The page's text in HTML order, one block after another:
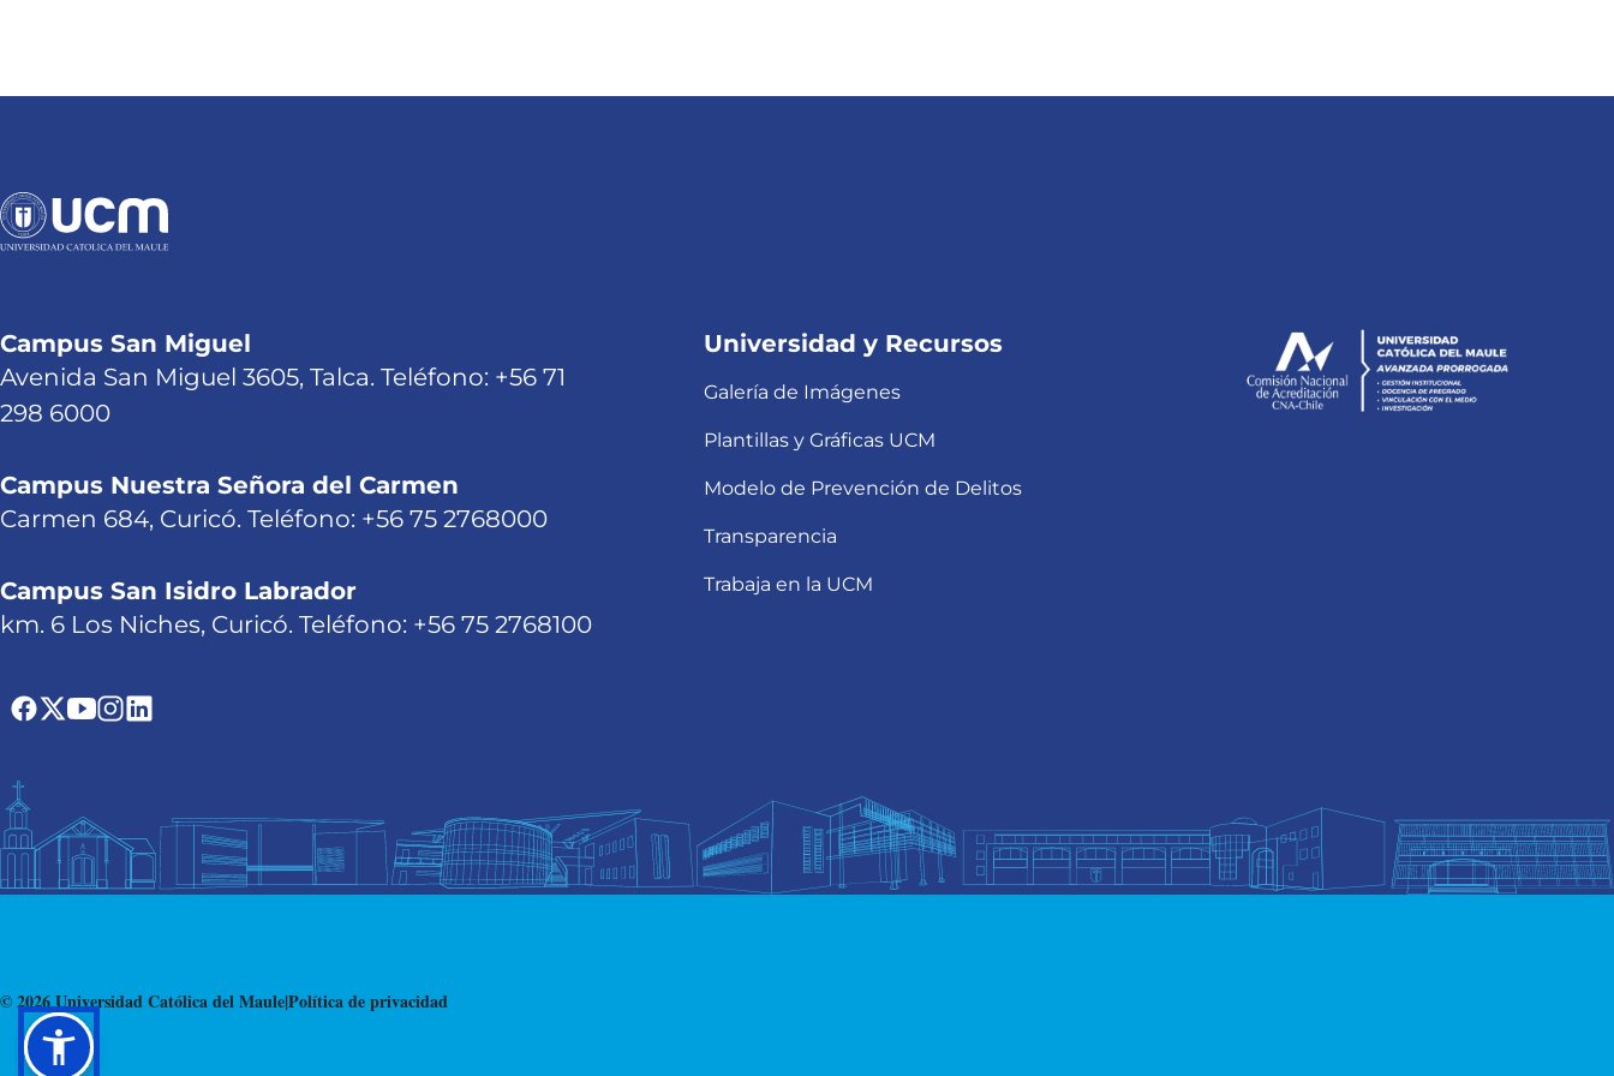
Campus San Miguel
Avenida San Miguel 3605, Talca. Teléfono: +56 71
298 6000
Campus Nuestra Señora del Carmen
Carmen 684, Curicó. Teléfono: +56 75 2768000
Campus San Isidro Labrador
km. 6 Los Niches, Curicó. Teléfono: +56 75 2768100
Universidad y Recursos
Galería de Imágenes
Plantillas y Gráficas UCM
Modelo de Prevención de Delitos
Transparencia
Trabaja en la UCM
© 2026 Universidad Católica del Maule|Política de privacidad